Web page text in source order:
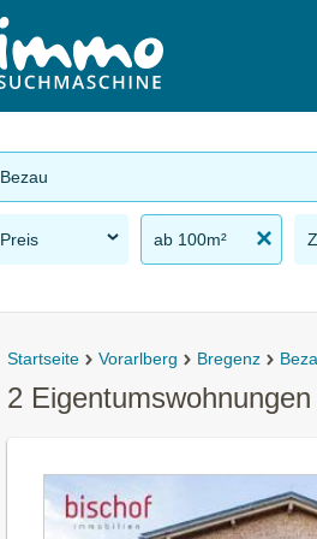
Bezau
Preis ab 100m²
Startseite Vorarlberg Bregenz
2